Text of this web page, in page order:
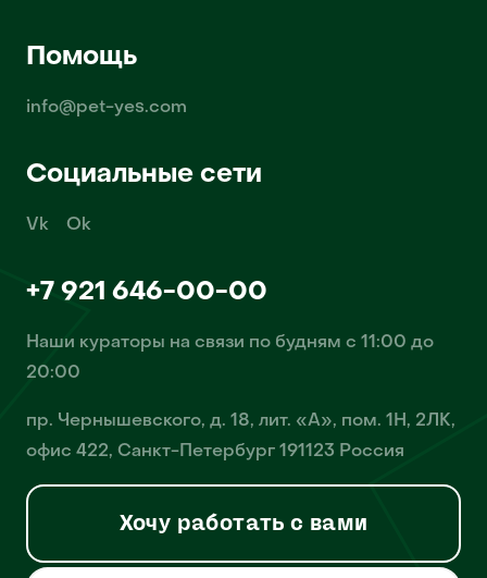
Помощь
info@pet-yes.com
Социальные сети
Vk Ok
+7 921 646-00-00
Наши кураторы на связи по будням с 11:00 до
20:00
пр. Чернышевского, д. 18, лит. «А», пом. 1Н, 2ЛК,
офис 422, Санкт-Петербург 191123 Россия
Хочу работать с вами